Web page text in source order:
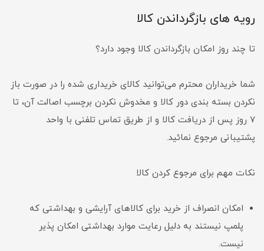
رویه های بازگرداندن کالا
تا چند روز امکان بازگرداندن کالا وجود دارد؟
شما خریداران محترم می‌توانید کالای خریداری شده را در صورت باز
نکردن بسته بندی دور کالا و مخدوش نکردن برچسب اصالت آن، تا
7 روز پس از دریافت کالا و از طریق تماس تلفنی با واحد
پشتیبانی مرجوع نمائید.
نکات مهم برای مرجوع کردن کالا
امکان انصراف از خرید برای کالا‌های آرایشی و بهداشتی که
پلمپ نیستند به دلیل رعایت موارد بهداشتی امکان پذیر
نیست.